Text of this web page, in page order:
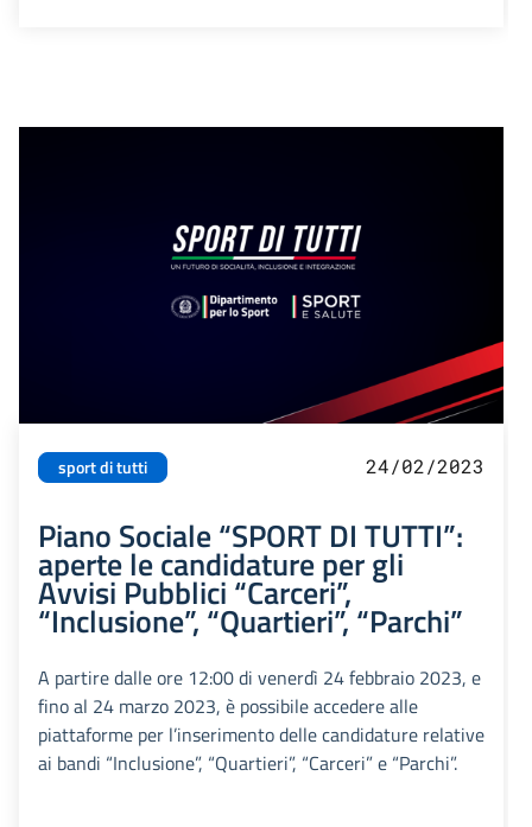
sport di tutti 24/02/2023
Piano Sociale “SPORT DI TUTTI”:
aperte le candidature per gli
Avvisi Pubblici “Carceri”,
“Inclusione”, “Quartieri”, “Parchi”
A partire dalle ore 12:00 di venerdì 24 febbraio 2023, e
fino al 24 marzo 2023, è possibile accedere alle
piattaforme per l’inserimento delle candidature relative
ai bandi “Inclusione”, “Quartieri”, “Carceri” e “Parchi”.